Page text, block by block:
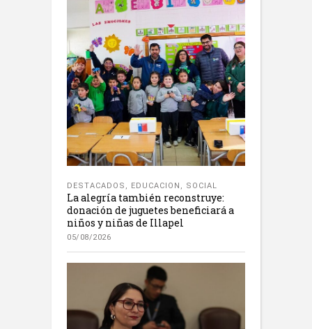
DESTACADOS , EDUCACION , SOCIAL
La alegría también reconstruye:
donación de juguetes beneficiará a
niños y niñas de Illapel
05/08/2026